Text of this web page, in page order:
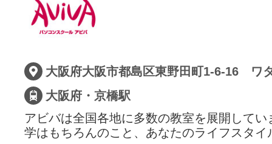
大阪府・京橋駅
アビバは全国各地に多数の教室を展開してい
学はもちろんのこと、あなたのライフスタ